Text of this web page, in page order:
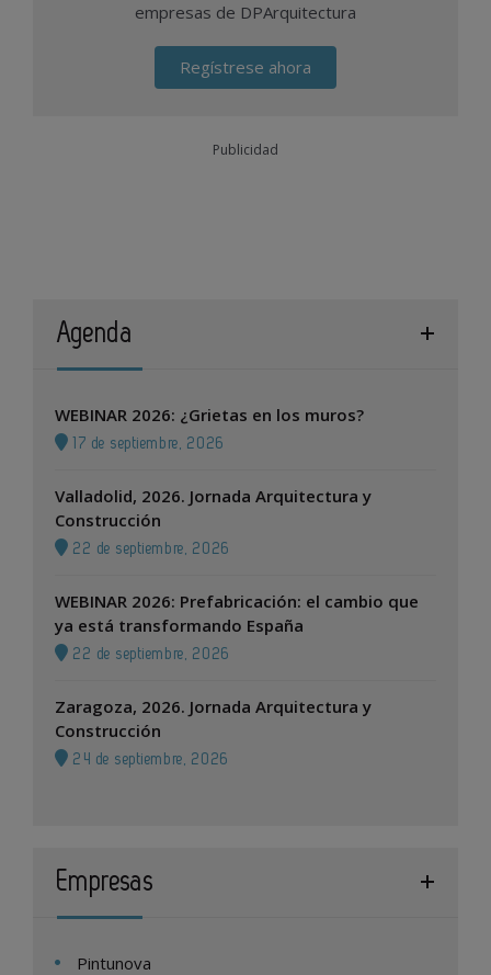
empresas de DPArquitectura
Regístrese ahora
Publicidad
Agenda
WEBINAR 2026: ¿Grietas en los muros?
17 de septiembre, 2026
Valladolid, 2026. Jornada Arquitectura y
Construcción
22 de septiembre, 2026
WEBINAR 2026: Prefabricación: el cambio que
ya está transformando España
22 de septiembre, 2026
Zaragoza, 2026. Jornada Arquitectura y
Construcción
24 de septiembre, 2026
Empresas
Pintunova